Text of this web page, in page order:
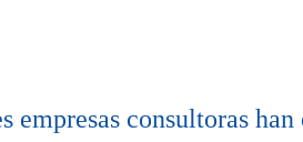
empresas consultoras han